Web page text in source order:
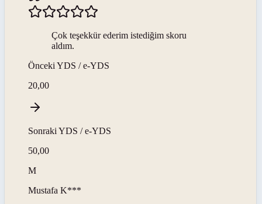
Çok teşekkür ederim istediğim skoru
aldım.
Önceki YDS / e-YDS
20,00
Sonraki YDS / e-YDS
50,00
M
Mustafa K***